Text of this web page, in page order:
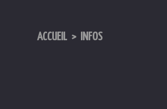
ACCUEIL > INFOS